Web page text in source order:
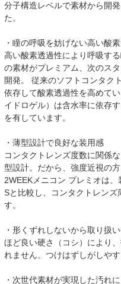
分子構造レベルで素材から開
た。
・瞳の呼吸を妨げない高い酸
高い酸素透過性により呼吸す
の素材がプレミアム、次のス
開発。 従来のソフトコンタク
依存して酸素透過性を高めて
イドロゲル）は含水率に依存
を有しています。
・薄型設計で良好な装用感
コンタクトレンズ度数に関係
型設計。だから、強度近視の
2WEEKメニコン プレミオは
Sと比較し、コンタクトレンズ
す。
・形くずれしないから取り扱
ほど良い硬さ（コシ）により
れません。つけはずしがしや
・次世代素材が実現した汚れに